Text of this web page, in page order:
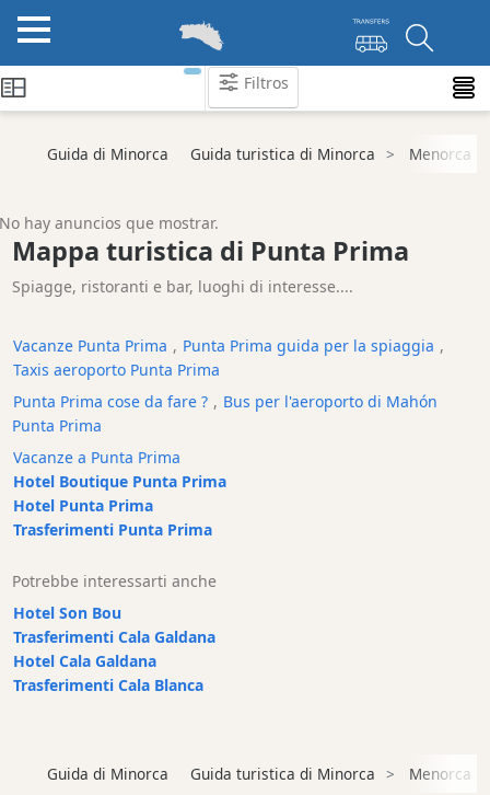
Filtros
Categorie
di
attività
Tour
Escursioni
Parchi
acquatici
Ristorante
Boat
Excursions
Cafe
Bar
e
bevande
Cultura
Attività
Music
Guida di Minorca Guida turistica di Minorca Menorca
No hay anuncios que mostrar.
Mappa turistica di Punta Prima
Spiagge, ristoranti e bar, luoghi di interesse....
Vacanze Punta Prima , Punta Prima guida per la spiaggia ,
Taxis aeroporto Punta Prima
Punta Prima cose da fare ? , Bus per l'aeroporto di Mahón
Punta Prima
Vacanze a Punta Prima
Hotel Boutique Punta Prima
Hotel Punta Prima
Trasferimenti Punta Prima
Potrebbe interessarti anche
Hotel Son Bou
Trasferimenti Cala Galdana
Hotel Cala Galdana
Trasferimenti Cala Blanca
Guida di Minorca Guida turistica di Minorca Menorca